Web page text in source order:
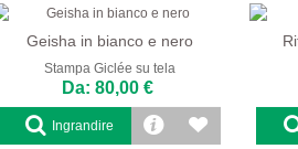
Geisha in bianco e nero
Stampa Giclée su tela
Da: 80,00 €
Ingrandire